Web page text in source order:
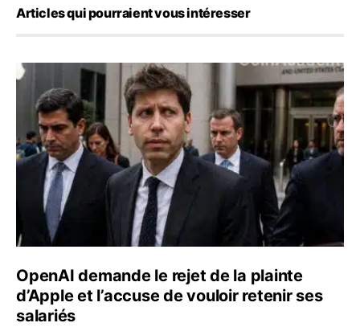
Articles qui pourraient vous intéresser
OpenAI demande le rejet de la plainte d’Apple et
OpenAI demande le rejet de la plainte
d’Apple et l’accuse de vouloir retenir ses
salariés